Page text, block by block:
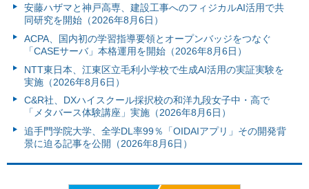
安藤ハザマと神戸高専、建設工事へのフィジカルAI活用で共
同研究を開始（2026年8月6日）
ACPA、国内初の学習指導要領とオープンバッジをつなぐ
「CASEサーバ」本格運用を開始（2026年8月6日）
NTT東日本、江東区立毛利小学校で生成AI活用の実証実験を
実施（2026年8月6日）
C&R社、DXハイスクール採択校の和洋九段女子中・高で
「メタバース体験講座」実施（2026年8月6日）
追手門学院大学、全学DL率99％「OIDAIアプリ」その開発背
景に迫る記事を公開（2026年8月6日）